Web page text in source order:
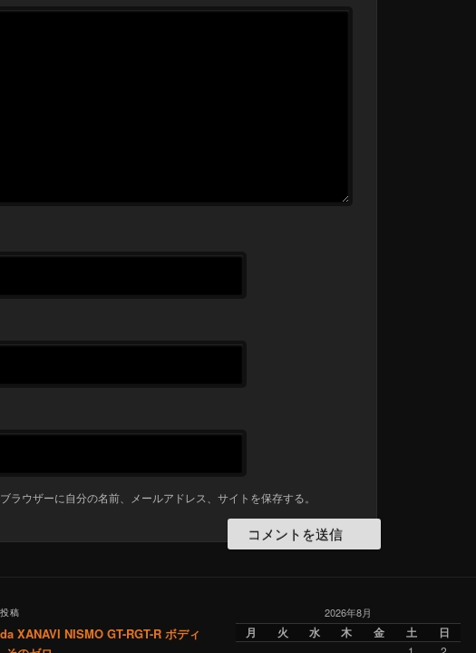
ラウザーに自分の名前、メールアドレス、サイトを保存する。
稿
XANAVI NISMO GT-RGT-R ボディ
2026年8月
月 火 水 木 金 土 日